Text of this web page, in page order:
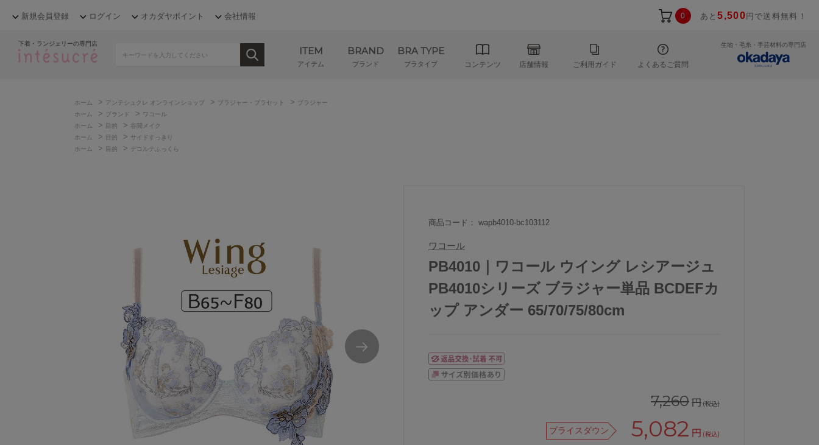
新規会員登録 ログイン オカダヤポイント 会社情報 0 あと5,500 円で送料無料！
下着・ランジェリーの専門店
ITEM
アイテム
BRAND
ブランド
BRA TYPE
ブラタイプ コンテンツ 店舗情報 ご利用ガイド よくあるご質問
生地・毛糸・手芸材料の専門店
ホーム > アンテシュクレ オンラインショップ > ブラジャー・ブラセット > ブラジャー
ホーム
> ブランド > ワコール
ホーム
> 目的 > 谷間メイク
ホーム
> 目的 > サイドすっきり
ホーム
> 目的 > デコルテふっくら
商品コード： wapb4010-bc103112
ワコール
PB4010｜ワコール ウイング レシアージュ
PB4010シリーズ ブラジャー単品 BCDEFカ
ップ アンダー 65/70/75/80cm
7,260円(税込)
プライスダウン 5,082 円 (税込)